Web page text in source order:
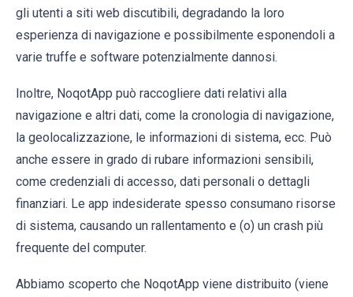
gli utenti a siti web discutibili, degradando la loro
esperienza di navigazione e possibilmente esponendoli a
varie truffe e software potenzialmente dannosi.
Inoltre, NoqotApp può raccogliere dati relativi alla
navigazione e altri dati, come la cronologia di navigazione,
la geolocalizzazione, le informazioni di sistema, ecc. Può
anche essere in grado di rubare informazioni sensibili,
come credenziali di accesso, dati personali o dettagli
finanziari. Le app indesiderate spesso consumano risorse
di sistema, causando un rallentamento e (o) un crash più
frequente del computer.
Abbiamo scoperto che NoqotApp viene distribuito (viene